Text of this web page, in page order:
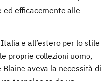
ed efficacemente alle
e all’estero per lo stile
proprie collezioni uomo,
aveva la necessità di